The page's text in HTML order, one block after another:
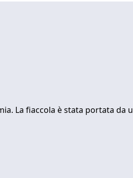
La fiaccola è stata portata da